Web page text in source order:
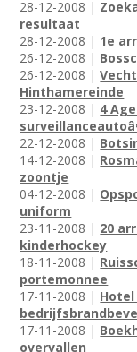
28-12-2008 |
resultaat
28-12-2008 | 1e
26-12-2008 |
26-12-2008 |
Hinthamereinde
23-12-2008 | 4
22-12-2008 |
14-12-2008 |
zoontje
04-12-2008 |
uniform
23-11-2008 | 20
kinderhockey
18-11-2008 |
portemonnee
17-11-2008 |
17-11-2008 |
overvallen